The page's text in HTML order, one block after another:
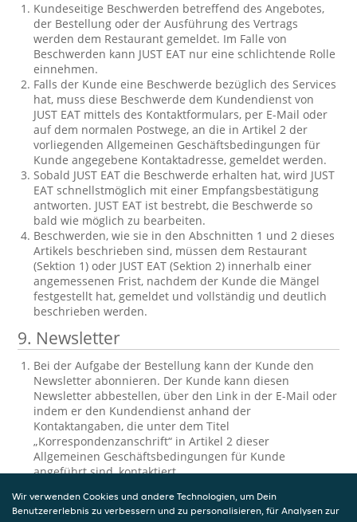
Kundeseitige Beschwerden betreffend des Angebotes,
der Bestellung oder der Ausführung des Vertrags
werden dem Restaurant gemeldet. Im Falle von
Beschwerden kann JUST EAT nur eine schlichtende Rolle
einnehmen.
Falls der Kunde eine Beschwerde bezüglich des Services
hat, muss diese Beschwerde dem Kundendienst von
JUST EAT mittels des Kontaktformulars, per E-Mail oder
auf dem normalen Postwege, an die in Artikel 2 der
vorliegenden Allgemeinen Geschäftsbedingungen für
Kunde angegebene Kontaktadresse, gemeldet werden.
Sobald JUST EAT die Beschwerde erhalten hat, wird JUST
EAT schnellstmöglich mit einer Empfangsbestätigung
antworten. JUST EAT ist bestrebt, die Beschwerde so
bald wie möglich zu bearbeiten.
Beschwerden, wie sie in den Abschnitten 1 und 2 dieses
Artikels beschrieben sind, müssen dem Restaurant
(Sektion 1) oder JUST EAT (Sektion 2) innerhalb einer
angemessenen Frist, nachdem der Kunde die Mängel
festgestellt hat, gemeldet und vollständig und deutlich
beschrieben werden.
9. Newsletter
Bei der Aufgabe der Bestellung kann der Kunde den
Newsletter abonnieren. Der Kunde kann diesen
Newsletter abbestellen, über den Link in der E-Mail oder
indem er den Kundendienst anhand der
Kontaktangaben, die unter dem Titel
„Korrespondenzanschrift“ in Artikel 2 dieser
Allgemeinen Geschäftsbedingungen für Kunde
angeführt sind, kontaktiert.
10.Einsichtnahme und Berichtigung der
Wir verwenden Cookies und andere Technologien, um Dein
Benutzererlebnis zu verbessern und zu personalisieren, für Analysen zur